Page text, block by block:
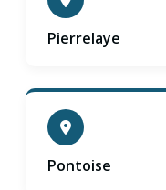
Pierrelaye
Pontoise